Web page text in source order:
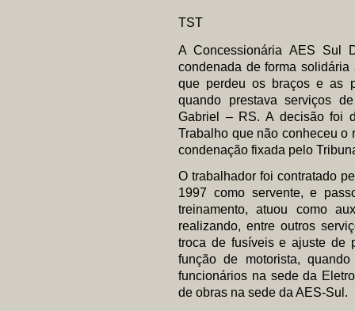
TST
A Concessionária AES Sul
condenada de forma
que perdeu os braços e as
quando prestava serviços
Gabriel – RS. A decisão foi
Trabalho que não conheceu o
condenação fixada pelo
O trabalhador foi contratado
1997 como servente, e
treinamento, atuou como
realizando, entre outros
troca de fusíveis e ajuste de
função de motorista,
funcionários na sede da
de obras na sede da AES-Sul.